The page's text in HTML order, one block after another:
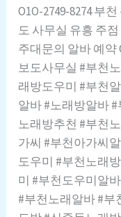
노
래
방
–
추
천
•
인
기
상
품,
케
곡
셔
츠
룸
010/3935/3210
O1O-2749-8274 부
도 사무실 유흥 주
주대문의 알바 예약
보도사무실 #부천
래방도우미 #부천
알바 #노래방알바
노래방추천 #부천
가씨 #부천아가씨
도우미 #부천노래
미 #부천도우미알
#부천노래알바 #부